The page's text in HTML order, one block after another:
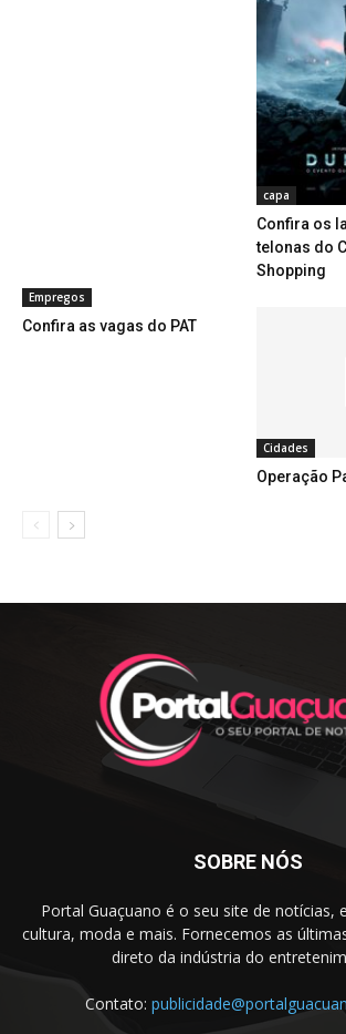
capa
Confira os
telonas do
Shopping
Empregos
Confira as vagas do PAT
Cidades
Operação
SOBRE NÓS
Portal Guaçuano é o seu site de notícias,
cultura, moda e mais. Fornecemos as
direto da indústria do
Contato: